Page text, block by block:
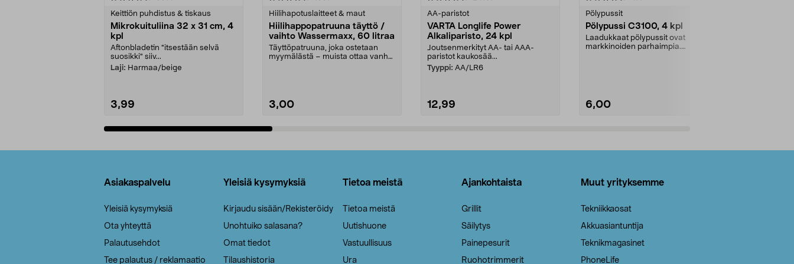
Keittiön puhdistus & tiskaus
Mikrokuituliina 32 x 31 cm, 4
kpl
Aftonbladetin "itsestään selvä
suosikki" siiv...
Laji: Harmaa/beige
3,99
Hiilihapotuslaitteet & maut
Hiilihappopatruuna täyttö /
vaihto Wassermaxx, 60 litraa
Täyttöpatruuna, joka ostetaan
myymälästä – muista ottaa vanha
3,00
AA-paristot
VARTA Longlife Power
Alkaliparisto, 24 kpl
Joutsenmerkityt AA- tai AAA-
paristot kaukosää...
Tyyppi: AA/LR6
12,99
Pölypussit
Pölypussi C3100, 4 kpl
Laadukkaat pölypussit ovat
markkinoiden parhaimpia.
6,00
Asiakaspalvelu
Yleisiä kysymyksiä
Ota yhteyttä
Palautusehdot
Tee palautus / reklamaatio
Yleisiä kysymyksiä
Kirjaudu sisään/Rekisteröidy
Unohtuiko salasana?
Omat tiedot
Tilaushistoria
Tietoa meistä
Tietoa meistä
Uutishuone
Vastuullisuus
Ura
Ajankohtaista
Grillit
Säilytys
Painepesurit
Ruohotrimmerit
Muut yrityksemme
Tekniikkaosat
Akkuasiantuntija
Teknikmagasinet
PhoneLife